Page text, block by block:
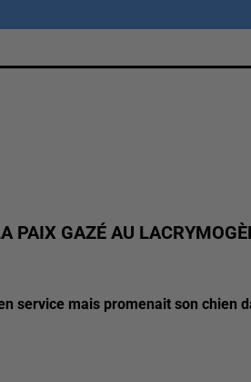
PAIX GAZÉ AU
service mais promenait son chien